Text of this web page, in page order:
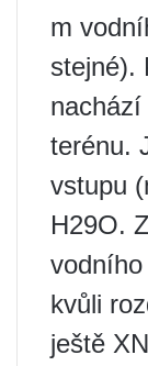
m
stejné).
terénu.
vstupu
H29O.
kvůli
ještě